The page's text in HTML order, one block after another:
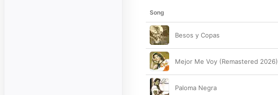
Song
Besos y Copas
Mejor Me Voy (Remastered 2026)
Paloma Negra